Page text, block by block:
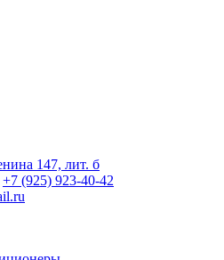
147, лит. б
+7 (925) 923-40-42